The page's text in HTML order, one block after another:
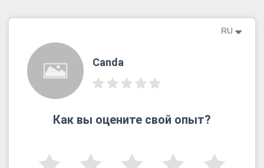
RU
Canda
Как вы оцените свой опыт?